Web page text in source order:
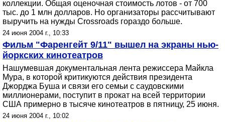
коллекции. Общая оценочная стоимость лотов - от 700
тыс. до 1 млн долларов. Но организаторы рассчитывают
выручить на нужды Crossroads гораздо больше.
24 июня 2004 г., 10:33
Фильм "Фаренгейт 9/11" вышел на экраны нью-
йоркских кинотеатров
Нашумевшая документальная лента режиссера Майкла
Мура, в которой критикуются действия президента
Джорджа Буша и связи его семьи с саудовскими
миллионерами, поступит в прокат на всей территории
США примерно в тысяче кинотеатров в пятницу, 25 июня.
24 июня 2004 г., 10:02